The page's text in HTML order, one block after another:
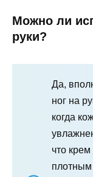
Можно ли
руки?
Да,
ног на
когда
что